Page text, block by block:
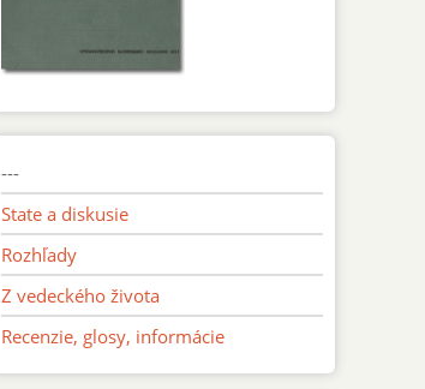
---
State a diskusie
Rozhľady
Z vedeckého života
Recenzie, glosy, informácie